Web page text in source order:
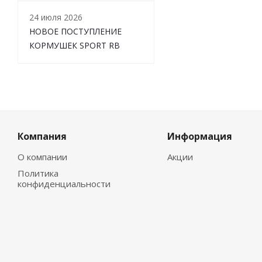
24 июля 2026
НОВОЕ ПОСТУПЛЕНИЕ
КОРМУШЕК SPORT RB
Компания
О компании
Политика
конфиденциальности
Информация
Акции